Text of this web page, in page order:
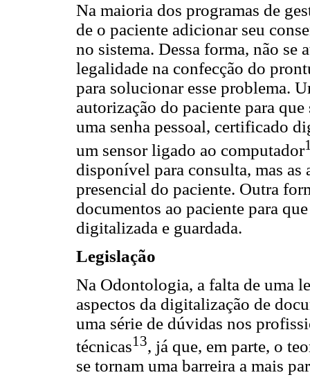
Na maioria dos programas de
de o paciente adicionar seu
no sistema. Dessa forma, não
legalidade na confecção do
para solucionar esse problema.
autorização do paciente para
uma senha pessoal, certificado
um sensor ligado ao computador
disponível para consulta, mas as
presencial do paciente. Outra
documentos ao paciente para
digitalizada e guardada.
Legislação
Na Odontologia, a falta de uma
aspectos da digitalização de
uma série de dúvidas nos
técnicas13, já que, em parte, o
se tornam uma barreira a mais